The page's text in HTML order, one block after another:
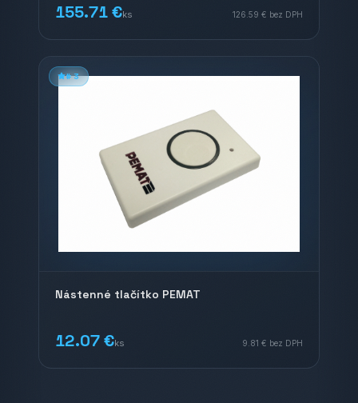
155.71 €ks 126.59 € bez DPH
#3
Nástenné tlačítko PEMAT
12.07 €ks 9.81 € bez DPH